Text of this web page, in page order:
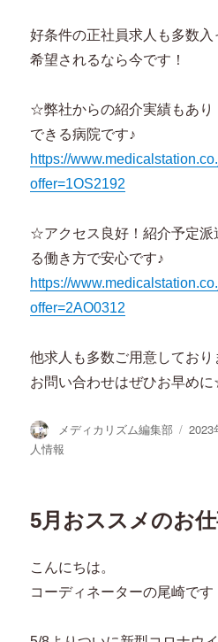
好条件の正社員求人も多数入
希望されるなら今です！
☆弊社からの紹介実績もあり
できる病院です♪
https://
offer=1OS2192
☆アクセス良好！紹介予定派
る働き方で安心です♪
https://
offer=2AO0312
他求人も多数ご用意しており
お問い合わせはぜひお早め
投
稿
メディカリズム編集部
投
2023
人情報
5月おススメのお
こんにちは。
コーディネーターの尾崎です